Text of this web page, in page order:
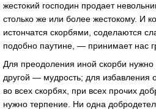
жестокий господин продает
столько же или более жестокому. И
истончатся скорбями, соделаются
подобно паутине, — принимает нас
Для преодоления иной скорби
другой — мудрость; для избавления
во всех скорбях, при всех прочих
нужно терпение. Ни одна